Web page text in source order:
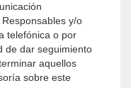
y/o
telefónica o por
de dar seguimiento
aquellos
sobre este